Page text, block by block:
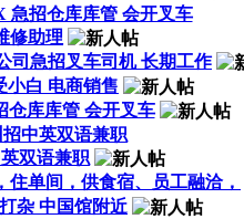
急招仓库库管 会开叉车
修助理
司急招叉车司机 长期工作
小白 电商销售
仓库库管 会开叉车
中英双语兼职
双语兼职
单间，供食宿、员工融洽，
杂 中国馆附近